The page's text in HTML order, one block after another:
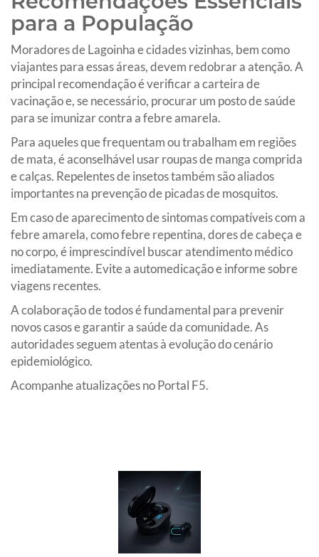
para a População
Moradores de Lagoinha e cidades vizinhas, bem como
viajantes para essas áreas, devem redobrar a atenção. A
principal recomendação é verificar a carteira de
vacinação e, se necessário, procurar um posto de saúde
para se imunizar contra a febre amarela.
Para aqueles que frequentam ou trabalham em regiões
de mata, é aconselhável usar roupas de manga comprida
e calças. Repelentes de insetos também são aliados
importantes na prevenção de picadas de mosquitos.
Em caso de aparecimento de sintomas compatíveis com a
febre amarela, como febre repentina, dores de cabeça e
no corpo, é imprescindível buscar atendimento médico
imediatamente. Evite a automedicação e informe sobre
viagens recentes.
A colaboração de todos é fundamental para prevenir
novos casos e garantir a saúde da comunidade. As
autoridades seguem atentas à evolução do cenário
epidemiológico.
Acompanhe atualizações no Portal F5.